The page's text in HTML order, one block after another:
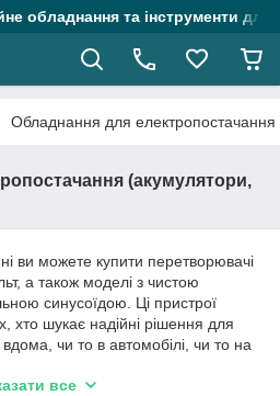
обладнання та інструменти для
Обладнання для електропостачання
(акумулятори,
ви можете купити перетворювачі
а також моделі з чистою
синусоїдою. Ці пристрої
хто шукає надійні рішення для
вдома, чи то в автомобілі, чи то на
обладнання, що
все